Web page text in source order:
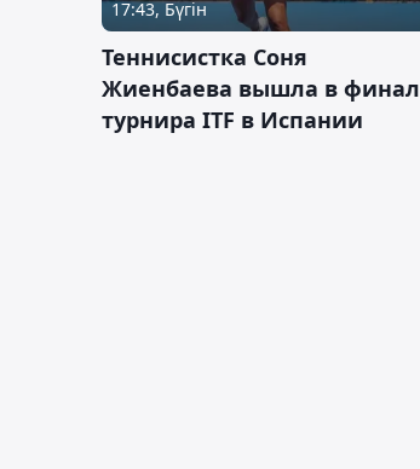
17:43, Бүгін
Теннисистка Соня
Жиенбаева вышла в финал
турнира ITF в Испании